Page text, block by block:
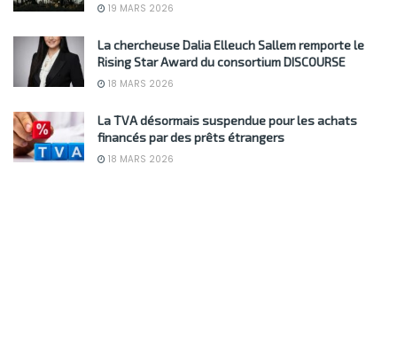
19 MARS 2026
La chercheuse Dalia Elleuch Sallem remporte le
Rising Star Award du consortium DISCOURSE
18 MARS 2026
La TVA désormais suspendue pour les achats
financés par des prêts étrangers
18 MARS 2026